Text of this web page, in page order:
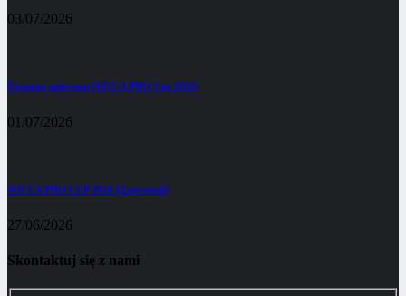
03/07/2026
Flagman mistrzem SOCCA PRO Cup 2026!
01/07/2026
SOCCA PRO CUP 2026 [Zapowiedź]
27/06/2026
Skontaktuj się z nami